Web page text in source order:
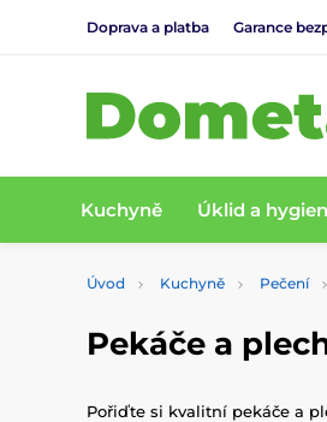
Doprava a platba Garance
Kuchyně Úklid a
Úvod Kuchyně Pečení
Pekáče a
Pořiďte si kvalitní pekáče a